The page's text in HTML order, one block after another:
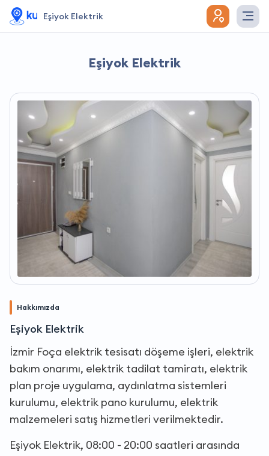
Eşiyok Elektrik
Eşiyok Elektrik
Hakkımızda
Eşiyok Elektrik
İzmir Foça elektrik tesisatı döşeme işleri, elektrik
bakım onarımı, elektrik tadilat tamiratı, elektrik
plan proje uygulama, aydınlatma sistemleri
kurulumu, elektrik pano kurulumu, elektrik
malzemeleri satış hizmetleri verilmektedir.
Eşiyok Elektrik, 08:00 - 20:00 saatleri arasında